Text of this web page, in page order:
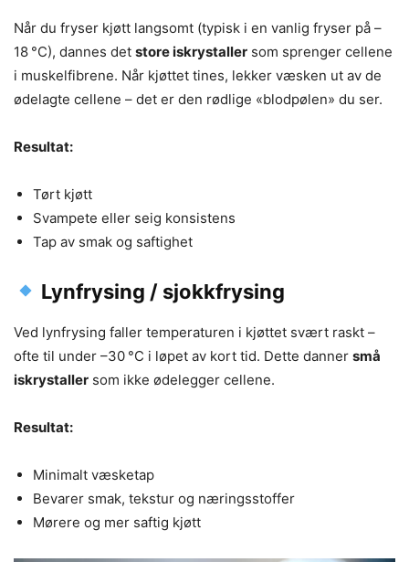
Når du fryser kjøtt langsomt (typisk i en vanlig fryser på –
18 °C), dannes det store iskrystaller som sprenger cellene
i muskelfibrene. Når kjøttet tines, lekker væsken ut av de
ødelagte cellene – det er den rødlige «blodpølen» du ser.
Resultat:
Tørt kjøtt
Svampete eller seig konsistens
Tap av smak og saftighet
Lynfrysing / sjokkfrysing
Ved lynfrysing faller temperaturen i kjøttet svært raskt –
ofte til under –30 °C i løpet av kort tid. Dette danner små
iskrystaller som ikke ødelegger cellene.
Resultat:
Minimalt væsketap
Bevarer smak, tekstur og næringsstoffer
Mørere og mer saftig kjøtt